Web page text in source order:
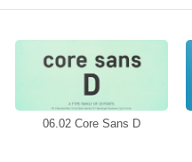
06.02 Core Sans D